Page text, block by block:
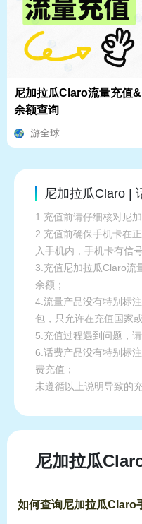
尼加拉瓜Claro流量充值&
余额查询
游全球
尼加拉瓜Claro |
1.充值前请仔细核对尼
2.充值前确保手机卡在
入手机内，手机卡有信
3.充值尼加拉瓜Claro流
余额；
4.流量产品没有特别标
包，只允许在充值国家
5.充值过程遇到问题，
6.话费产品没有特别标
费充值；
未遵循以上说明导致的
尼加拉瓜
如何查询尼加拉瓜Claro